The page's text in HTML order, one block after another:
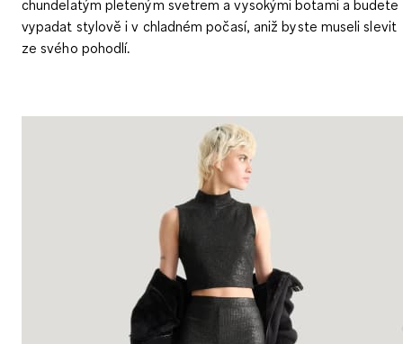
chundelatým pleteným svetrem a vysokými botami a budete
vypadat stylově i v chladném počasí, aniž byste museli slevit
ze svého pohodlí.